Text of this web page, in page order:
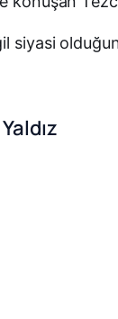
siyasi